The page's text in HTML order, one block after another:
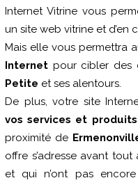
Internet Vitrine vous
un site web vitrine et d’en
Mais elle vous permettra
Internet pour cibler des
Petite et ses alentours.
De plus, votre site
vos services et produits
proximité de
offre s’adresse avant
et qui n’ont pas